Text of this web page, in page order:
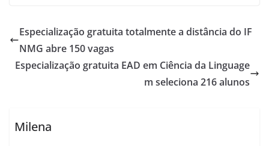
Especialização gratuita totalmente a distância do IF
NMG abre 150 vagas
Especialização gratuita EAD em Ciência da Linguage
m seleciona 216 alunos
Milena